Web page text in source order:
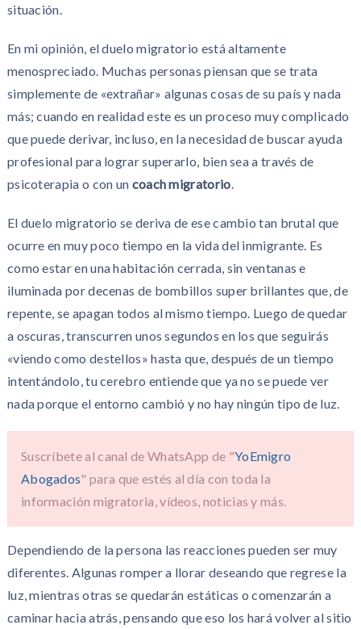
situación.
En mi opinión, el duelo migratorio está altamente
menospreciado. Muchas personas piensan que se trata
simplemente de «extrañar» algunas cosas de su país y nada
más; cuando en realidad este es un proceso muy complicado
que puede derivar, incluso, en la necesidad de buscar ayuda
profesional para lograr superarlo, bien sea a través de
psicoterapia o con un coach migratorio.
El duelo migratorio se deriva de ese cambio tan brutal que
ocurre en muy poco tiempo en la vida del inmigrante. Es
como estar en una habitación cerrada, sin ventanas e
iluminada por decenas de bombillos super brillantes que, de
repente, se apagan todos al mismo tiempo. Luego de quedar
a oscuras, transcurren unos segundos en los que seguirás
«viendo como destellos» hasta que, después de un tiempo
intentándolo, tu cerebro entiende que ya no se puede ver
nada porque el entorno cambió y no hay ningún tipo de luz.
Suscríbete al canal de WhatsApp de "YoEmigro
Abogados" para que estés al día con toda la
información migratoria, vídeos, noticias y más.
Dependiendo de la persona las reacciones pueden ser muy
diferentes. Algunas romper a llorar deseando que regrese la
luz, mientras otras se quedarán estáticas o comenzarán a
caminar hacia atrás, pensando que eso los hará volver al sitio